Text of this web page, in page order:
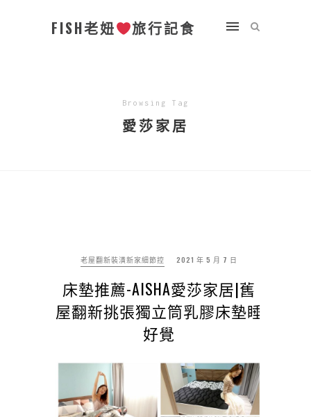
FISH老妞 旅行記食
Browsing Tag
愛莎家居
老屋翻新裝潢新家細節控 2021 年 5 月 7 日
床墊推薦-AISHA愛莎家居|舊
屋翻新挑張獨立筒乳膠床墊睡
好覺